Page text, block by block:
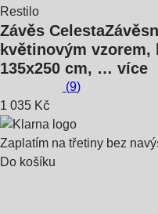
Restilo
Závěs Celesta
květinovým vzorem,
135x250 cm, … více
(9)
1 035 Kč
Zaplatím na třetiny bez
Do košíku